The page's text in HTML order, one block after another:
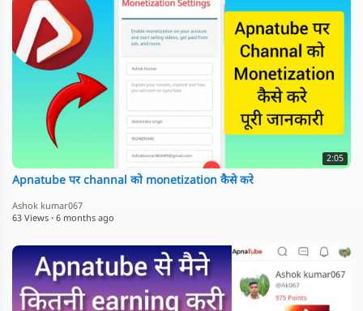
2:05
Apnatube पर channal को monetization कैसे करे
Ashok kumar067
63 Views · 6 months ago